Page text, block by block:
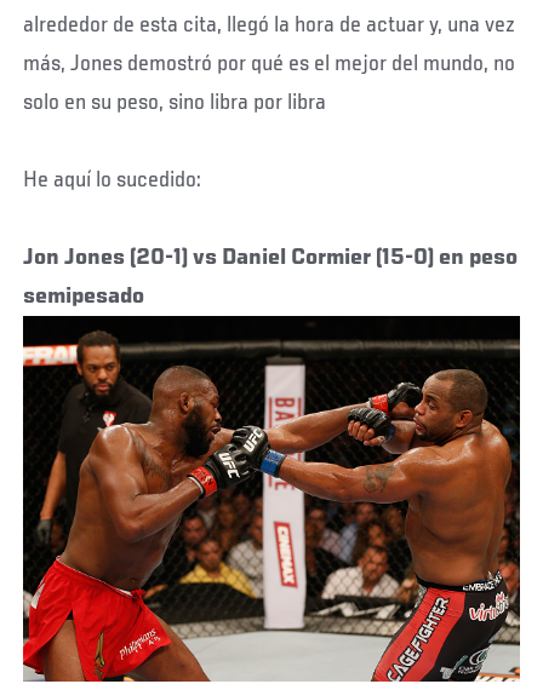
alrededor de esta cita, llegó la hora de actuar y, una vez
más, Jones demostró por qué es el mejor del mundo, no
solo en su peso, sino libra por libra
He aquí lo sucedido:
Jon Jones (20-1) vs Daniel Cormier (15-0) en peso
semipesado